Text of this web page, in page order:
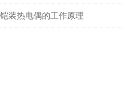
铠装热电偶的工作原理